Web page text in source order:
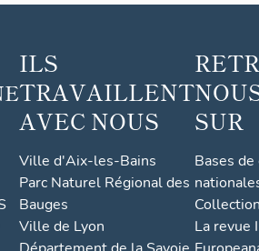
ILS
TRAVAILLENT
AVEC NOUS
Ville d'Aix-les-Bains
Parc Naturel Régional des
Bauges
Ville de Lyon
SUR
Bases
La revue